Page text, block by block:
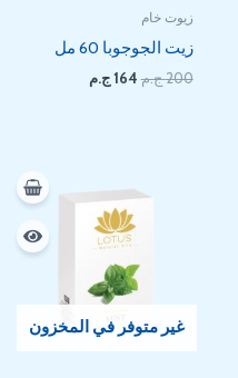
زيوت خام
زيت الجوجوبا 60 مل
200ج.م 164 ج.م
غير متوفر في المخزون